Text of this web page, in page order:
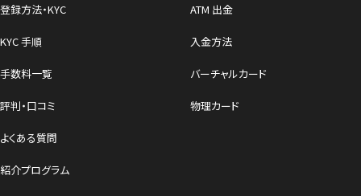
登録方法・KYC
KYC 手順
手数料一覧
評判・口コミ
よくある質問
紹介プログラム
ATM 出金
入金方法
バーチャルカード
物理カード